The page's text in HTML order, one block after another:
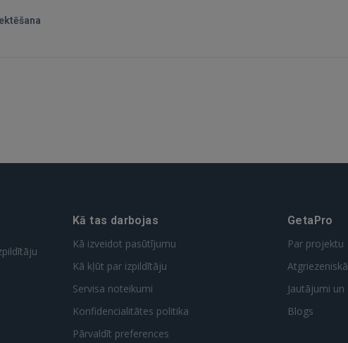
Kā tas darbojas
Kā izveidot pasūtījumu
Kā kļūt par izpildītāju
Servisa noteikumi
Konfidencialitātes politika
Pārvaldīt preferences
GetaPro
Par projektu
Jautājumi un
Blogs